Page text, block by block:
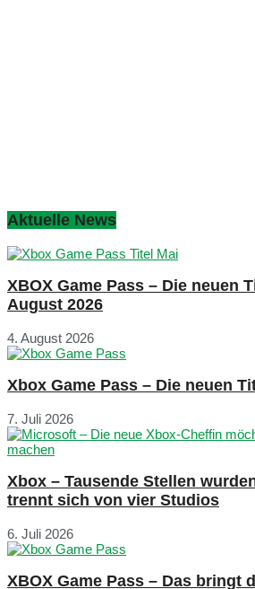
Aktuelle News
XBOX Game Pass – Die neuen
August 2026
4. August 2026
Xbox Game Pass – Die neuen
7. Juli 2026
Xbox – Tausende Stellen
trennt sich von vier Studios
6. Juli 2026
XBOX Game Pass – Das bringt